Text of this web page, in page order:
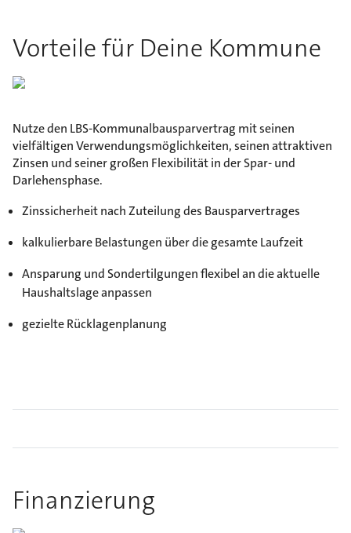
Vorteile für Deine Kommune
Nutze den LBS-Kommunalbausparvertrag mit seinen
vielfältigen Verwendungsmöglichkeiten, seinen attraktiven
Zinsen und seiner großen Flexibilität in der Spar- und
Darlehensphase.
Zinssicherheit nach Zuteilung des Bausparvertrages
kalkulierbare Belastungen über die gesamte Laufzeit
Ansparung und Sondertilgungen flexibel an die aktuelle
Haushaltslage anpassen
gezielte Rücklagenplanung
Finanzierung